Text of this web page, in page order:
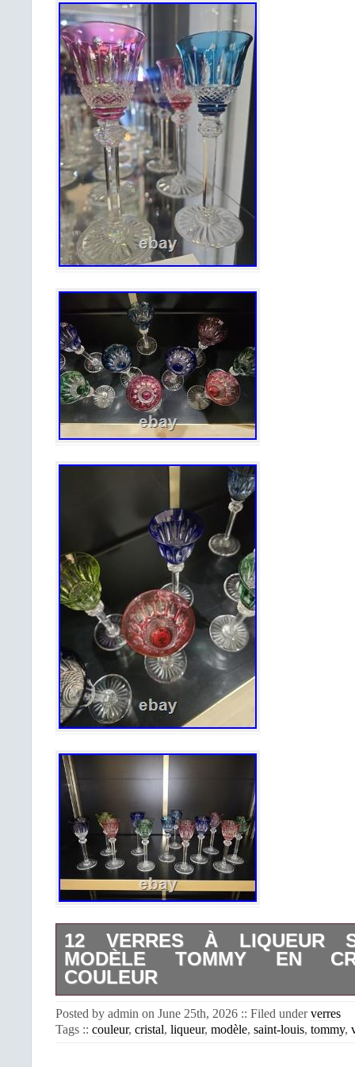
12 VERRES À LIQUEUR
MODÈLE TOMMY EN
COULEUR
Louis, modèle Tommy, ici
couleurs : bleu, vert, rose, rouge,
Posted by admin on June 25th, 2026 :: Filed underverres
Tags :: couleur, cristal, liqueur, modèle, saint-louis, tommy,